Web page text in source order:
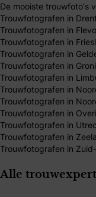
De mooiste trouwfoto's
Trouwfotografen in
Trouwfotografen in
Trouwfotografen in
Trouwfotografen in
Trouwfotografen in
Trouwfotografen in
Trouwfotografen in
Trouwfotografen in
Trouwfotografen in
Trouwfotografen in
Trouwfotografen in
Trouwfotografen in
Alle